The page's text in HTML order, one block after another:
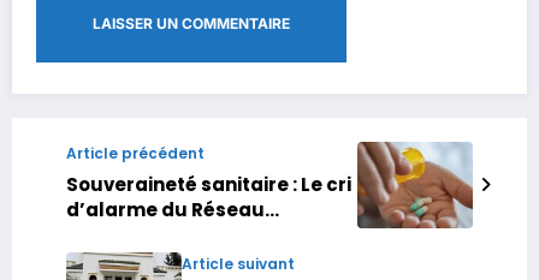
Article précédent
Souveraineté sanitaire : Le cri
d’alarme du Réseau
santé
Article suivant